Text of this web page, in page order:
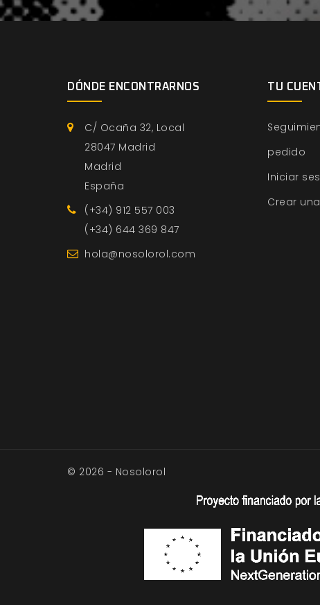
DÓNDE ENCONTRARNOS
C/ Ocaña 32, Local
28047 Madrid
Madrid
España
(+34) 912 557 003
(+34) 644 369 847
hola@nosolorol.com
TU
pedido
Iniciar
Crear
© 2026 - Nosolorol